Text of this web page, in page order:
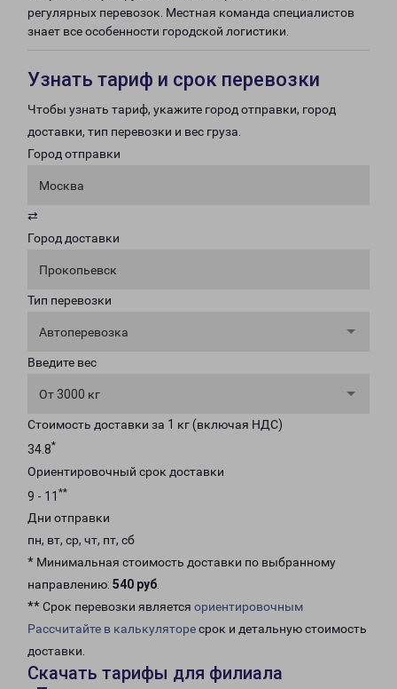
регулярных перевозок. Местная команда специалистов
знает все особенности городской логистики.
Узнать тариф и срок перевозки
Чтобы узнать тариф, укажите город отправки, город
доставки, тип перевозки и вес груза.
Город отправки
Москва
⇄
Город доставки
Прокопьевск
Тип перевозки
Автоперевозка
Введите вес
От 3000 кг
Стоимость доставки за 1 кг (включая НДС)
34.8*
Ориентировочный срок доставки
9 - 11 **
Дни отправки
пн, вт, ср, чт, пт, сб
* Минимальная стоимость доставки по выбранному
направлению: 540 руб.
** Срок перевозки является ориентировочным
Рассчитайте в калькуляторесрок и детальную стоимость
доставки.
Скачать тарифы для филиала